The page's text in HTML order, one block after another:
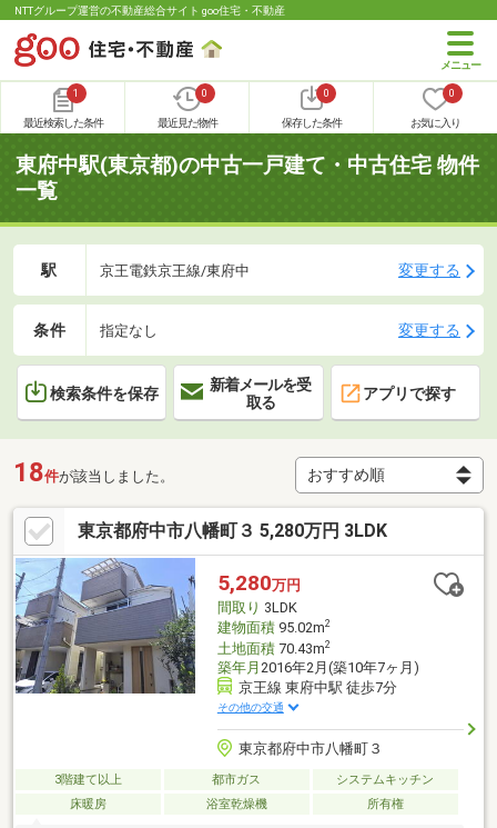
NTTグループ運営の不動産総合サイト goo住宅・不動産
1
最近検索した条件
0
最近見た物件
0
保存した条件
0
お気に入り
東府中駅(東京都)の中古一戸建て・中古住宅 物件
一覧
駅 京王電鉄京王線/東府中 変更する
条件 指定なし 変更する
検索条件を保存
新着メールを受
取る
アプリで探す
18件が該当しました。
東京都府中市八幡町３ 5,280万円 3LDK
5,280万円
間取り 3LDK
建物面積95.02m2
土地面積70.43m2
築年月 2016年2月(築10年7ヶ月)
京王線 東府中駅 徒歩7分
その他の交通
東京都府中市八幡町３
3階建て以上 都市ガス
システムキッチン
床暖房
浴室乾燥機 所有権